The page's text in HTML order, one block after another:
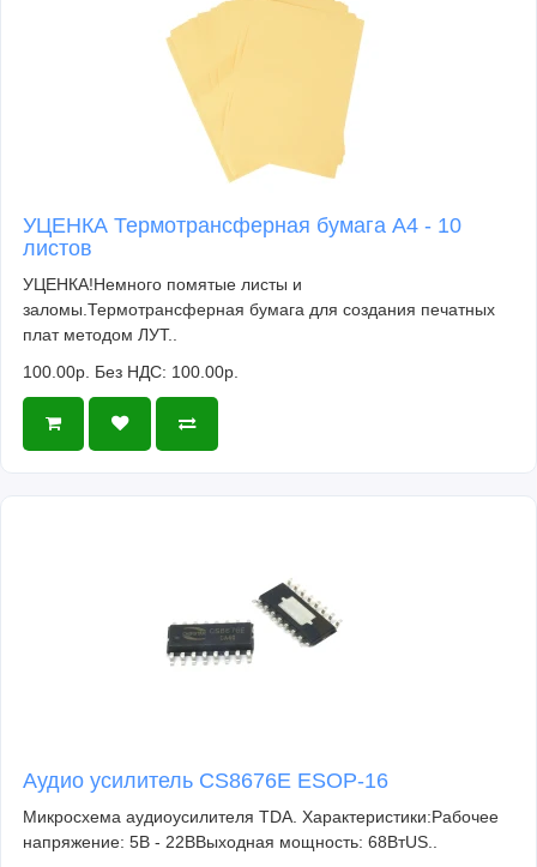
УЦЕНКА Термотрансферная бумага А4 - 10
листов
УЦЕНКА!Немного помятые листы и
заломы.Термотрансферная бумага для создания печатных
плат методом ЛУТ..
100.00р. Без НДС: 100.00р.
Аудио усилитель CS8676E ESOP-16
Микросхема аудиоусилителя TDA. Характеристики:Рабочее
напряжение: 5В - 22ВВыходная мощность: 68ВтUS..